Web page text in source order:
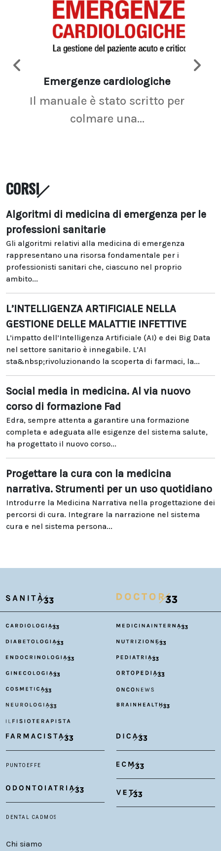
Emergenze cardiologiche
Il manuale è stato scritto per
colmare una...
CORSI
Algoritmi di medicina di emergenza per le
professioni sanitarie
Gli algoritmi relativi alla medicina di emergenza
rappresentano una risorsa fondamentale per i
professionisti sanitari che, ciascuno nel proprio
ambito...
L’INTELLIGENZA ARTIFICIALE NELLA
GESTIONE DELLE MALATTIE INFETTIVE
L’impatto dell’Intelligenza Artificiale (AI) e dei Big Data
nel settore sanitario è innegabile. L’AI
sta&nbsp;rivoluzionando la scoperta di farmaci, la...
Social media in medicina. Al via nuovo
corso di formazione Fad
Edra, sempre attenta a garantire una formazione
completa e adeguata alle esigenze del sistema salute,
ha progettato il nuovo corso...
Progettare la cura con la medicina
narrativa. Strumenti per un uso quotidiano
Introdurre la Medicina Narrativa nella progettazione dei
percorsi di cura. Integrare la narrazione nel sistema
cura e nel sistema persona...
Chi siamo